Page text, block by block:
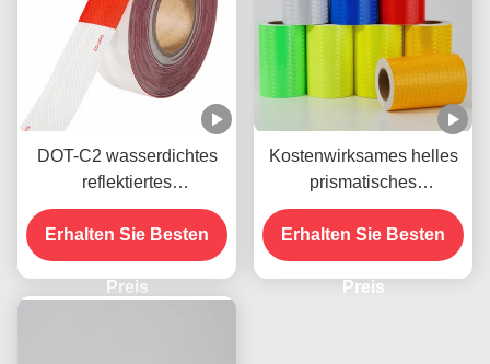
DOT-C2 wasserdichtes
reflektiertes
Sicherheitsband in rot-
weißem Farbschatten
Kleber für Anhänger
Verkehrszeichen Produkt
Erhalten Sie Besten
Preis
Kostenwirksames helles
prismatisches
Honigbaum-
Reflexionsband für die
Sicherheitsmarkierung
Erhalten Sie Besten
Preis